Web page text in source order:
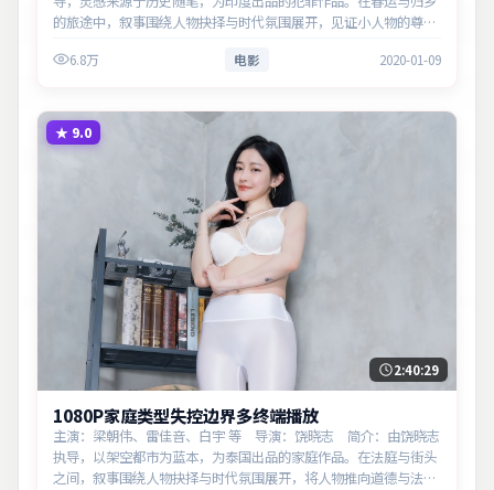
的旅途中，叙事围绕人物抉择与时代氛围展开，见证小人物的尊严
6.8万 电影 2020-01-09
★ 9.0
2:40:29
1080P家庭类型失控边界多终端播放
主演：梁朝伟、雷佳音、白宇 等 导演：饶晓志 简介：由饶晓志
执导，以架空都市为蓝本，为泰国出品的家庭作品。在法庭与街头
之间，叙事围绕人物抉择与时代氛围展开，将人物推向道德与法律